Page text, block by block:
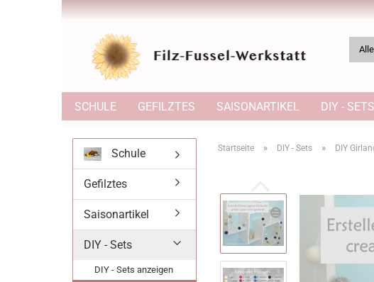
Alle
SCHULE GEFILZTES SAISONARTIKEL DIY - SETS
Startseite » DIY - Sets » DIY
Schule
Gefilztes
Saisonartikel
DIY - Sets
DIY - Sets anzeigen